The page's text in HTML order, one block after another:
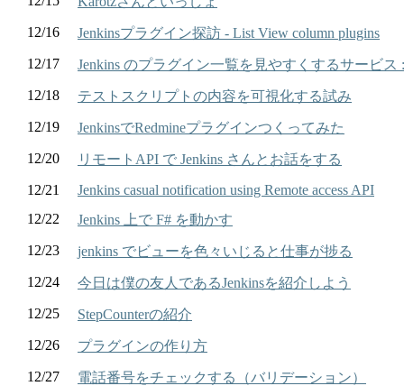
12/16
Jenkinsプラグイン探訪 - List View column plugins
12/17
Jenkins のプラグイン一覧を見やすくするサービス :
12/18
テストスクリプトの内容を可視化する試み
12/19
JenkinsでRedmineプラグインつくってみた
12/20
リモートAPI で Jenkins さんとお話をする
12/21
Jenkins casual notification using Remote access API
12/22
Jenkins 上で F# を動かす
12/23
jenkins でビューを色々いじると仕事が捗る
12/24
今日は僕の友人であるJenkinsを紹介しよう
12/25
StepCounterの紹介
12/26
プラグインの作り方
12/27
電話番号をチェックする（バリデーション）